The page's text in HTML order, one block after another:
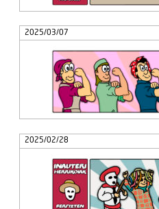
2025/03/07
2025/02/28